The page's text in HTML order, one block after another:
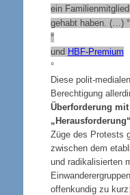
ein
gehabt haben. (…) °
°
und HBF-Premium
°
Diese polit-
Berechtigung
Überforderung
„Herausforderung“
Züge des Protests
zwischen dem
und radikalisierten
offenkundig zu kurz: